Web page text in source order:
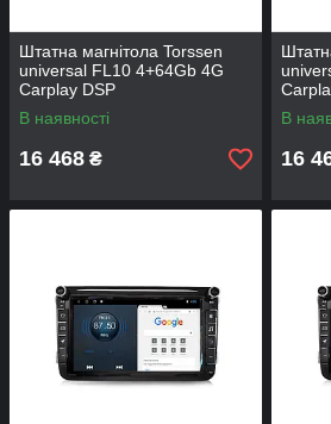
Штатна магнітола Torssen
universal FL10 4+64Gb 4G
Carplay DSP
В наявності
16 468 ₴
В
16